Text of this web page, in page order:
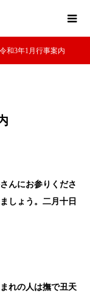
令和3年1月行事案内
んにお参りくださ
しょう。二月十日
れの人は撫で丑天